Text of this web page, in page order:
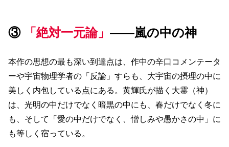
③ 「絶対一元論」 ――嵐の中の神
本作の思想の最も深い到達点は、作中の辛口コメンテータ
ーや宇宙物理学者の「反論」すらも、大宇宙の摂理の中に
美しく内包している点にある。黄輝氏が描く大霊（神）
は、光明の中だけでなく暗黒の中にも、春だけでなく冬に
も、そして「愛の中だけでなく、憎しみや愚かさの中」に
も等しく宿っている。